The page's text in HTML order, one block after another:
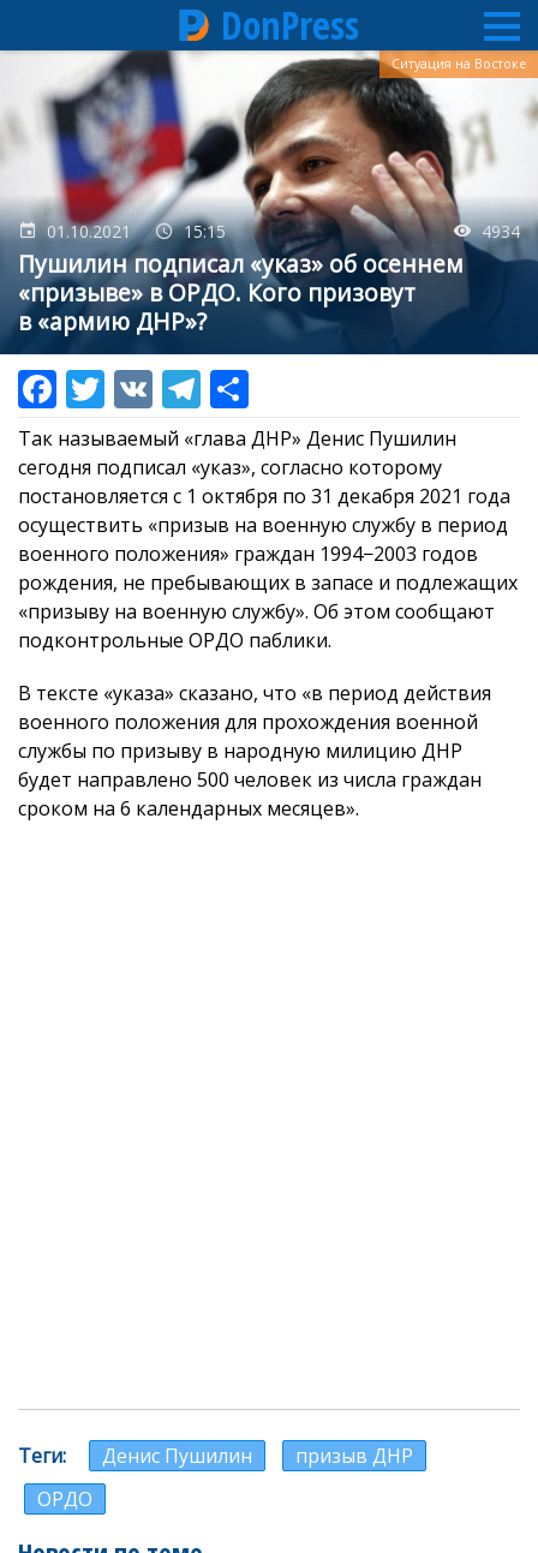
основному
содержанию
DonPress
01.10.2021 15:15 4934
Пушилин подписал «указ» об осеннем
«призыве» в ОРДО. Кого призовут
в «армию ДНР»?
Ситуация на Востоке
Так называемый «глава ДНР» Денис Пушилин
сегодня подписал «указ», согласно которому
постановляется с 1 октября по 31 декабря 2021 года
осуществить «призыв на военную службу в период
военного положения» граждан 1994−2003 годов
рождения, не пребывающих в запасе и подлежащих
«призыву на военную службу». Об этом сообщают
подконтрольные ОРДО паблики.
В тексте «указа» сказано, что «в период действия
военного положения для прохождения военной
службы по призыву в народную милицию ДНР
будет направлено 500 человек из числа граждан
сроком на 6 календарных месяцев».
Теги Денис Пушилин
призыв ДНР
ОРДО